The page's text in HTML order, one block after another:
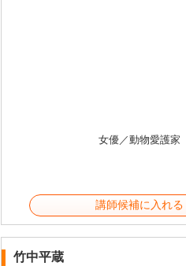
女優／動物愛護家
講師候補に入れる
竹中平蔵